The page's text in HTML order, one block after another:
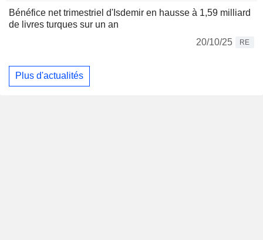
Bénéfice net trimestriel d'Isdemir en hausse à 1,59 milliard
de livres turques sur un an
20/10/25
RE
Plus d'actualités